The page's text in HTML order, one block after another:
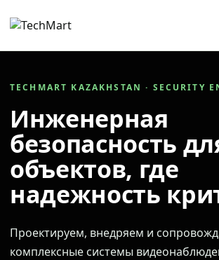
TECHMART KAZAKHSTAN · SECURITY
Инженерная
безопасность
объектов, где
надежность
Проектируем, внедряем и
комплексные системы